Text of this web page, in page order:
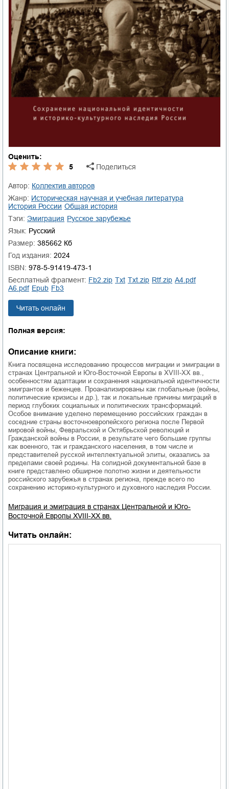
Оценить:
5
Поделиться
Автор:
Коллектив авторов
Жанр:
историческая научная и учебная литература
история России
общая история
Тэги:
эмиграция
русское зарубежье
Язык: Русский
Размер: 385662 Кб
Год издания: 2024
ISBN: 978-5-91419-473-1
Бесплатный фрагмент:
fb2.zip txt txt.zip rtf.zip
a4.pdf
a6.pdf
epub fb3
Читать онлайн
Полная версия:
Описание книги:
Книга посвящена исследованию процессов миграции и эмиграции в
странах Центральной и Юго-Восточной Европы в XVIII-XX вв.,
особенностям адаптации и сохранения национальной идентичности
эмигрантов и беженцев. Проанализированы как глобальные (войны,
политические кризисы и др.), так и локальные причины миграций в
период глубоких социальных и политических трансформаций.
Особое внимание уделено перемещению российских граждан в
соседние страны восточноевропейского региона после Первой
мировой войны, Февральской и Октябрьской революций и
Гражданской войны в России, в результате чего большие группы
как военного, так и гражданского населения, в том числе и
представителей русской интеллектуальной элиты, оказались за
пределами своей родины. На солидной документальной базе в
книге представлено обширное полотно жизни и деятельности
российского зарубежья в странах региона, прежде всего по
сохранению историко-культурного и духовного наследия России.
Миграция и эмиграция в странах Центральной и Юго-
Восточной Европы XVIII-XX вв.
Читать онлайн: